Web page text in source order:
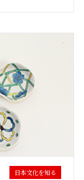
日本文化を知る